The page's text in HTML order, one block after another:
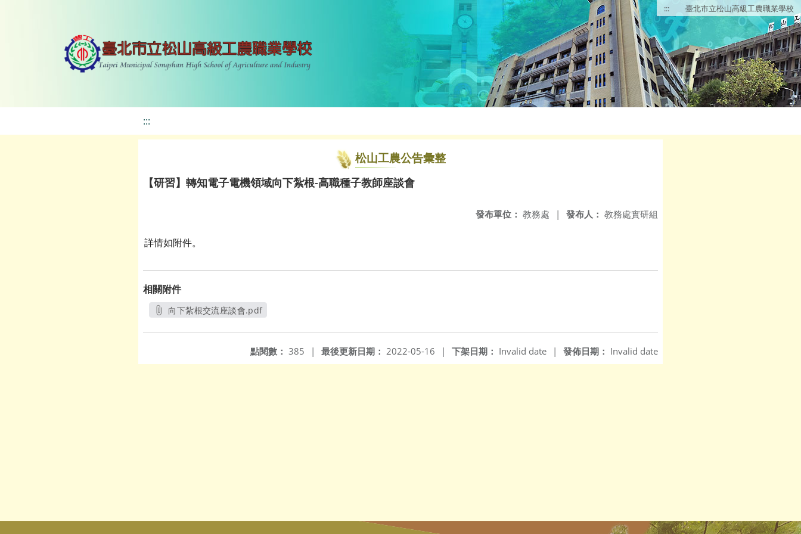
::: 臺北市立松山高級工農職業學校
:::
松山工農公告彙整
【研習】轉知電子電機領域向下紮根-高職種子教師座談會
發布人： 教務處實研組
發布單位： 教務處 |
詳情如附件。
相關附件
向下紮根交流座談會.pdf
發佈日期： Invalid date
下架日期： Invalid date |
最後更新日期： 2022-05-16 |
點閱數： 385 |